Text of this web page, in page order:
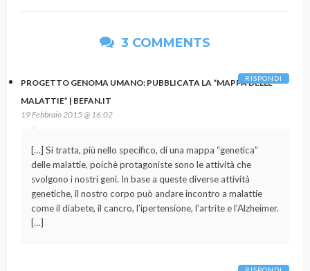
3 COMMENTS
PROGETTO GENOMA UMANO: PUBBLICATA LA “MAPPA DELLE
MALATTIE” | BEFAN.IT
19 Febbraio 2015 @ 16:02
[…] Si tratta, più nello specifico, di una mappa “genetica”
delle malattie, poichè protagoniste sono le attività che
svolgono i nostri geni. In base a queste diverse attività
genetiche, il nostro corpo può andare incontro a malattie
come il diabete, il cancro, l’ipertensione, l’artrite e l’Alzheimer.
[…]
RISPONDI